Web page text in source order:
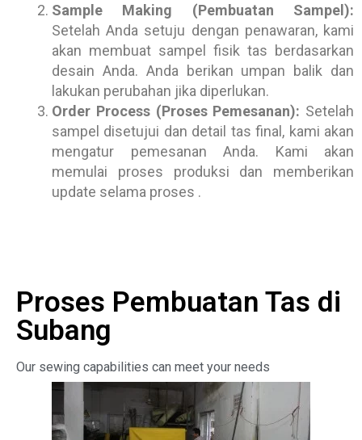
Sample Making (Pembuatan Sampel):
Setelah Anda setuju dengan penawaran, kami
akan membuat sampel fisik tas berdasarkan
desain Anda. Anda berikan umpan balik dan
lakukan perubahan jika diperlukan.
Order Process (Proses Pemesanan): Setelah
sampel disetujui dan detail tas final, kami akan
mengatur pemesanan Anda. Kami akan
memulai proses produksi dan memberikan
update selama proses .
Proses Pembuatan Tas di
Subang
Our sewing capabilities can meet your needs